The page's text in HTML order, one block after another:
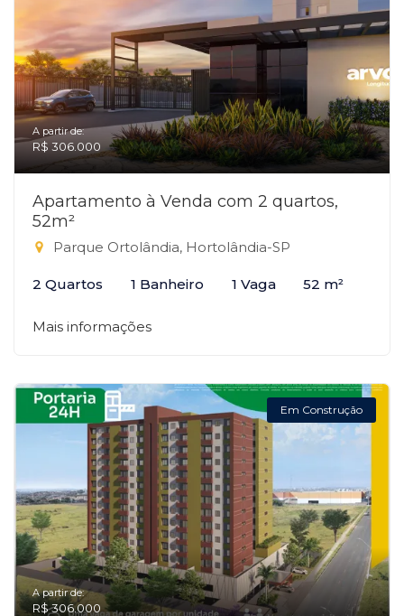
A partir de:
R$ 306.000
Apartamento à Venda com 2 quartos,
52m²
Parque Ortolândia, Hortolândia-SP
2 Quartos 1 Banheiro 1 Vaga 52 m²
Mais informações
Em Construção
A partir de:
R$ 306.000